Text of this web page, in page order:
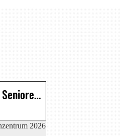
Erstkommunion / Ständchen Seniorenzentrum 2026